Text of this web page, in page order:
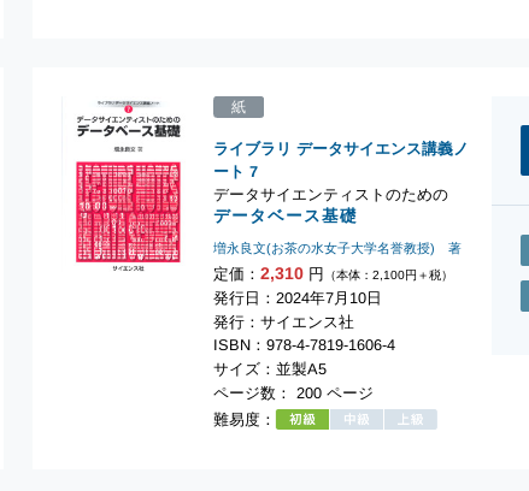
データサイエンティストのための
データベース基礎
ライブラリ データサイエンス講義ノ
ート 7
増永良文(お茶の水女子大学名誉教授) 著
定価：2,310円 （本体：2,100円＋税）
紙
発行日：2024年7月10日
発行：サイエンス社
ISBN：978-4-7819-1606-4
サイズ：並製A5
ページ数： 200 ページ
難易度：